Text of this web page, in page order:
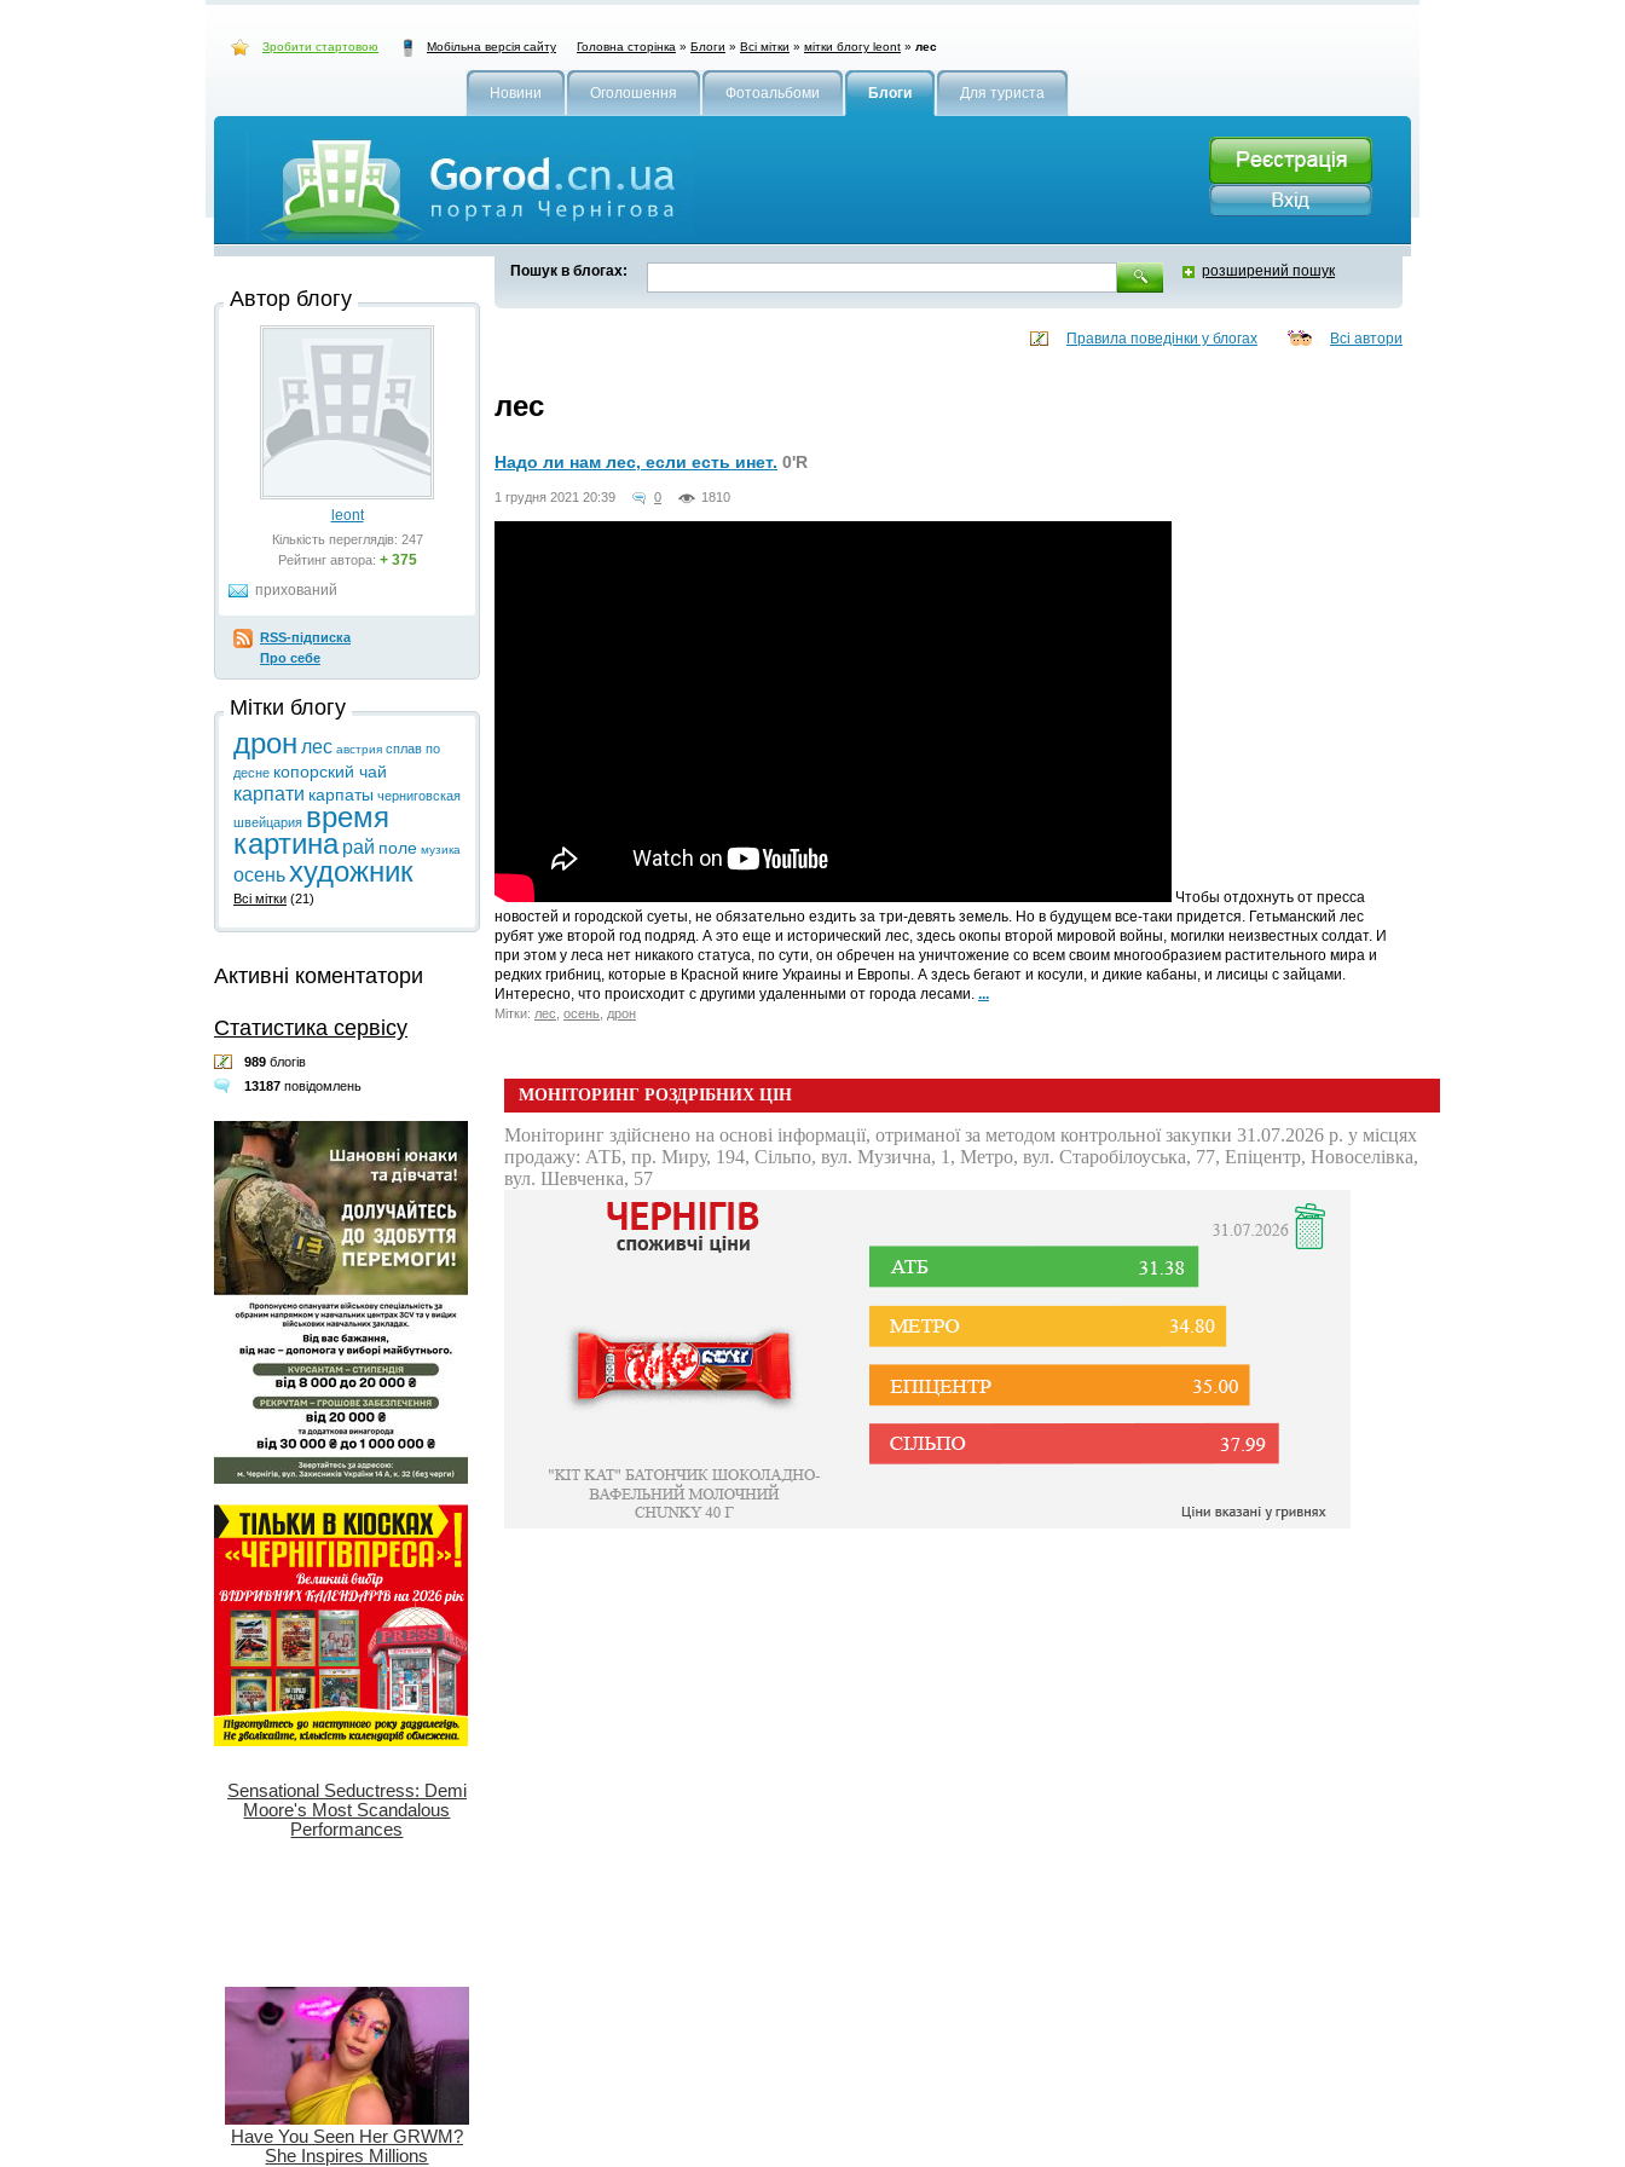
Зробити стартовою Мобільна версія сайту Головна сторінка » Блоги » Всі мітки » мітки блогу leont » лес
Новини Оголошення Фотоальбоми Блоги Для туриста
Пошук в блогах: розширений пошук
Правила поведінки у блогах Всі автори
лес
Надо ли нам лес, если есть инет. 0'R
1 грудня 2021 20:39 0 1810
Чтобы отдохнуть от пресса
новостей и городской суеты, не обязательно ездить за три-девять земель. Но в будущем все-таки придется. Гетьманский лес
рубят уже второй год подряд. А это еще и исторический лес, здесь окопы второй мировой войны, могилки неизвестных солдат. И
при этом у леса нет никакого статуса, по сути, он обречен на уничтожение со всем своим многообразием растительного мира и
редких грибниц, которые в Красной книге Украины и Европы. А здесь бегают и косули, и дикие кабаны, и лисицы с зайцами.
Интересно, что происходит с другими удаленными от города лесами. ...
Мітки: лес осень дрон
Автор блогу
leont
Кількість переглядів: 247
Рейтинг автора: + 375
прихований
RSS-підписка
Про себе
Мітки блогу
дрон лес австрия сплав по
десне копорский чай
карпати карпаты черниговская
швейцария время
картина рай поле музика
осеньхудожник
Всі мітки (21)
Активні коментатори
Статистика сервісу
989 блогів
13187 повідомлень